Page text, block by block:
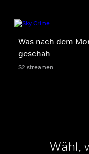
Was nach dem
geschah
S2 streamen
Wähl,